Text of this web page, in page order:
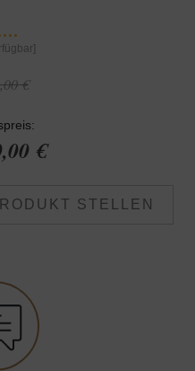
€
€
STELLEN